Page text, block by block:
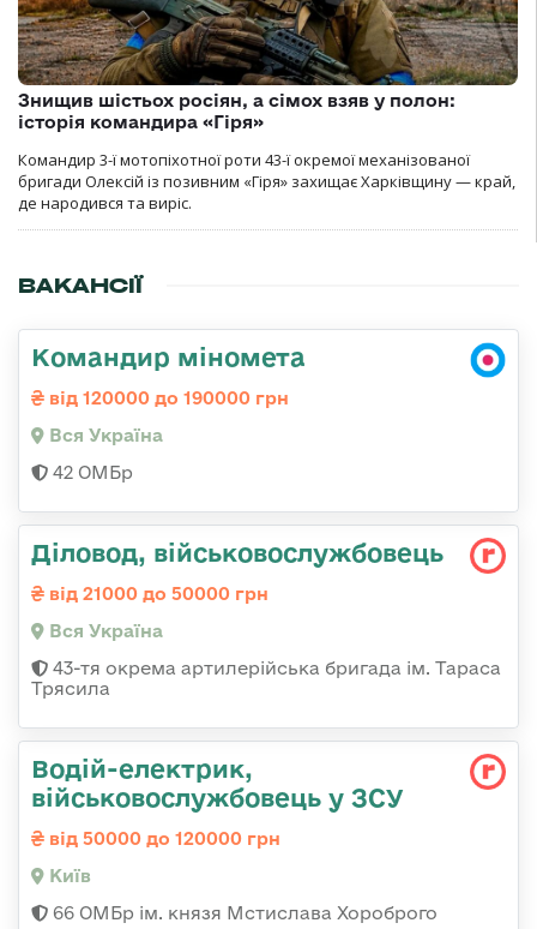
Знищив шістьох росіян, а сімох взяв у полон:
історія командира «Гіря»
Командир 3-ї мотопіхотної роти 43-ї окремої механізованої
бригади Олексій із позивним «Гіря» захищає Харківщину — край,
де народився та виріс.
ВАКАНСІЇ
Командир міномета
від 120000 до 190000 грн
Вся Україна
42 ОМБр
Діловод, військовослужбовець
від 21000 до 50000 грн
Вся Україна
43-тя окрема артилерійська бригада ім. Тараса
Трясила
Водій-електрик,
військовослужбовець у ЗСУ
від 50000 до 120000 грн
Київ
66 ОМБр ім. князя Мстислава Хороброго